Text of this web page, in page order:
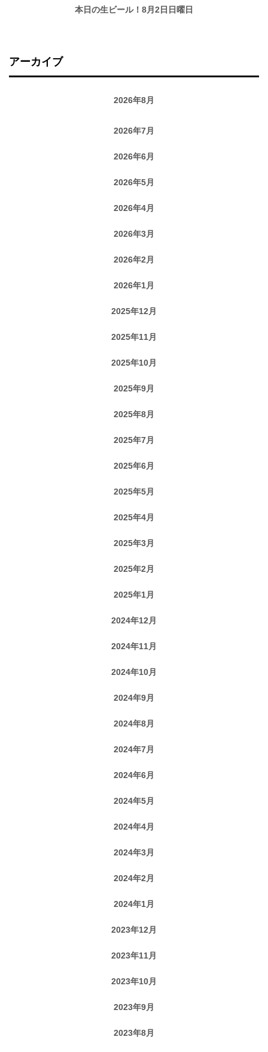
本日の生ビール！8月2日日曜日
アーカイブ
2026年8月
2026年7月
2026年6月
2026年5月
2026年4月
2026年3月
2026年2月
2026年1月
2025年12月
2025年11月
2025年10月
2025年9月
2025年8月
2025年7月
2025年6月
2025年5月
2025年4月
2025年3月
2025年2月
2025年1月
2024年12月
2024年11月
2024年10月
2024年9月
2024年8月
2024年7月
2024年6月
2024年5月
2024年4月
2024年3月
2024年2月
2024年1月
2023年12月
2023年11月
2023年10月
2023年9月
2023年8月